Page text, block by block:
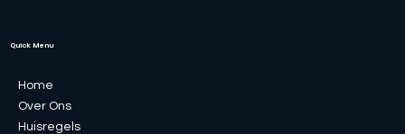
Quick Menu
Home
Over Ons
Huisregels